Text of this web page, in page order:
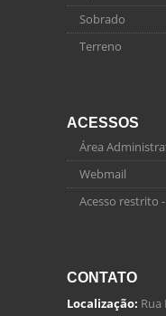
Sobrado
Terreno
ACESSOS
Área
Webmail
Acesso restrito
CONTATO
Localização: Rua